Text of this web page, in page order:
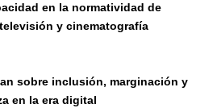
en la normatividad de
y cinematografía
sobre inclusión, marginación y
en la era digital